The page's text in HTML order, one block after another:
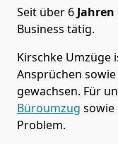
Seit über 6 Jahren
Business tätig.
Kirschke Umzüge
Ansprüchen sowie
gewachsen. Für
Büroumzug sowie
Problem.